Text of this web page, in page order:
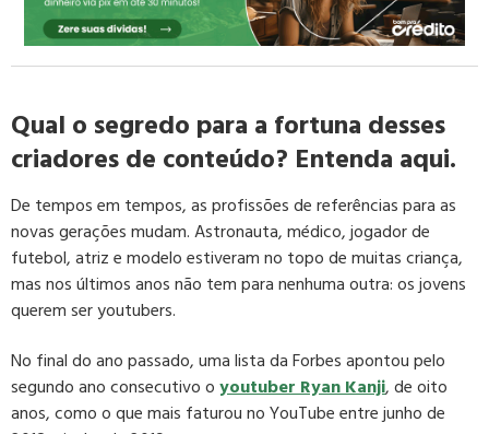
Qual o segredo para a fortuna desses
criadores de conteúdo? Entenda aqui.
De tempos em tempos, as profissões de referências para as
novas gerações mudam. Astronauta, médico, jogador de
futebol, atriz e modelo estiveram no topo de muitas criança,
mas nos últimos anos não tem para nenhuma outra: os jovens
querem ser youtubers.
No final do ano passado, uma lista da Forbes apontou pelo
segundo ano consecutivo oyoutuber Ryan Kanji, de oito
anos, como o que mais faturou no YouTube entre junho de